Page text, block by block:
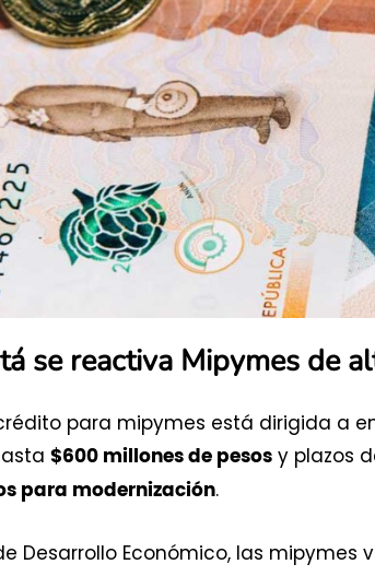
se reactiva Mipymes de
para mipymes está dirigida a
$600 millones de pesos y plazos
para modernización.
Desarrollo Económico, las mipymes